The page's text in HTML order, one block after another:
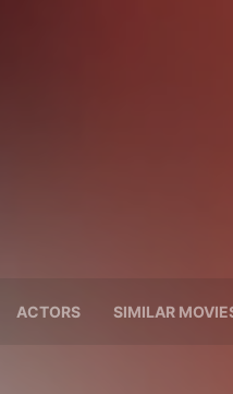
ACTORS SIMILAR